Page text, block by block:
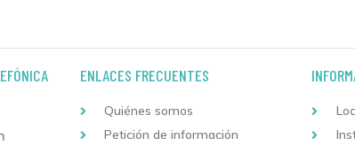
ENLACES FRECUENTES
Quiénes somos
Petición de información